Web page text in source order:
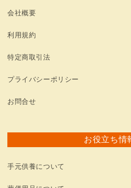
会社概要
利用規約
特定商取引法
プライバシーポリシー
お問合せ
お役立ち情
手元供養について